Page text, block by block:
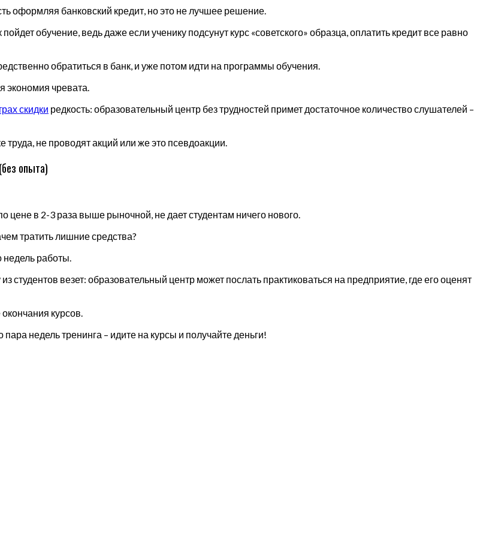
оформляя банковский кредит, но это не лучшее решение.
обучение, ведь даже если ученику подсунут курс «советского» образца, оплатить кредит все равно
обратиться в банк, и уже потом идти на программы обучения.
экономия чревата.
скидки редкость: образовательный центр без трудностей примет достаточное количество слушателей –
не проводят акций или же это псевдоакции.
опыта)
в 2-3 раза выше рыночной, не дает студентам ничего нового.
тратить лишние средства?
недель работы.
студентов везет: образовательный центр может послать практиковаться на предприятие, где его оценят
курсов.
недель тренинга – идите на курсы и получайте деньги!